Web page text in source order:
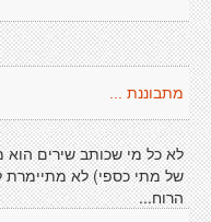
מתבוננת ...
לא כל מי שכותב שירים
של מתי כספי) לא מתיימרת
הרוח...